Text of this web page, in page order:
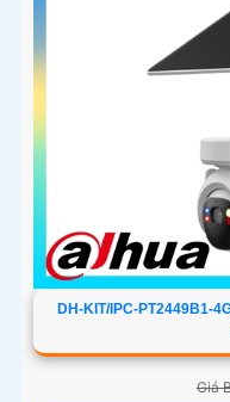
DH-KIT/IPC-PT2449B1-
Giá